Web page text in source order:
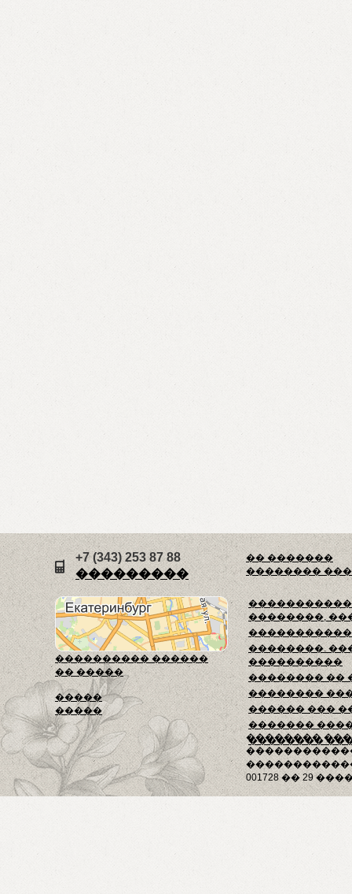
�� �������
��������
��������,
��������.
����������
�������� ��
��������
������ ���
�������
��������
���������� ������
�� �����
�����
�����
��������
001728 �� 29
+7 (343) 253 87 88
���������